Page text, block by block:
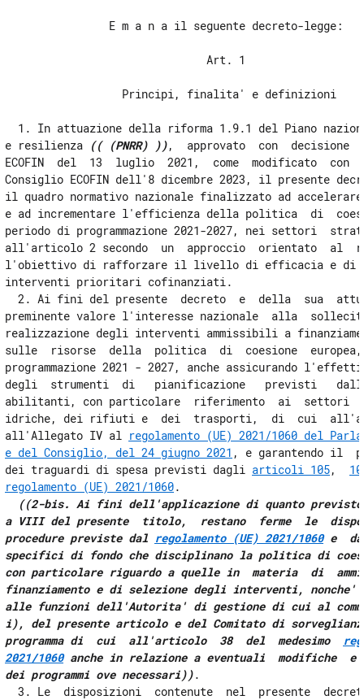
                E m a n a il seguente decreto-legge:
                               Art. 1
                  Principi, finalita' e definizioni
1. In attuazione della riforma 1.9.1 del Piano
e resilienza (( (PNRR) )),  approvato  con  decisione
ECOFIN  del  13  luglio  2021,  come  modificato  con
Consiglio ECOFIN dell'8 dicembre 2023, il presente
il quadro normativo nazionale finalizzato ad
e ad incrementare l'efficienza della politica  di
periodo di programmazione 2021-2027, nei settori
all'articolo 2 secondo  un  approccio  orientato  al
l'obiettivo di rafforzare il livello di efficacia e di
interventi prioritari cofinanziati.
2. Ai fini del presente  decreto  e  della  sua
preminente valore l'interesse nazionale  alla
realizzazione degli interventi ammissibili a
sulle  risorse  della  politica  di  coesione
programmazione 2021 - 2027, anche assicurando
degli  strumenti  di   pianificazione   previsti
abilitanti, con particolare  riferimento  ai  settori
idriche, dei rifiuti e  dei  trasporti,  di  cui
all'Allegato IV al regolamento (UE) 2021/1060 del
e del Consiglio, del 24 giugno 2021 , e garantendo il
dei traguardi di spesa previsti dagli articoli 105,
regolamento (UE) 2021/1060.
((2-bis. Ai fini dell'applicazione di quanto
a VIII del presente  titolo,  restano  ferme  le
procedure previste dal regolamento (UE) 2021/1060 e
specifici di fondo che disciplinano la politica di
con particolare riguardo a quelle in  materia  di
finanziamento e di selezione degli interventi,
alle funzioni dell'Autorita' di gestione di cui al
i), del presente articolo e del Comitato di
programma di  cui  all'articolo  38  del  medesimo
2021/1060 anche in relazione a eventuali  modifiche  e
dei programmi ove necessari)).
3. Le  disposizioni  contenute  nel  presente